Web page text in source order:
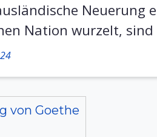
Neuerung
Nation wurzelt,
von Goethe